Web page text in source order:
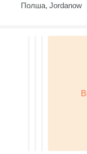
Полша, Jordanow